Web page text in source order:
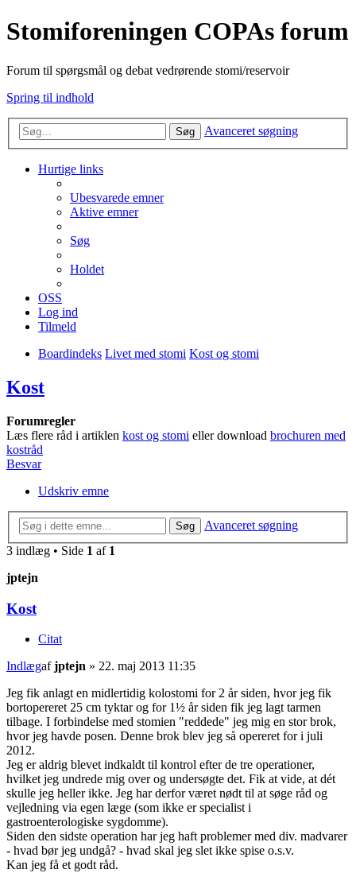
Stomiforeningen COPAs forum
Forum til spørgsmål og debat vedrørende stomi/reservoir
Spring til indhold
Søg Avanceret søgning
Hurtige links
Ubesvarede emner
Aktive emner
Søg
Holdet
OSS
Log ind
Tilmeld
Boardindeks Livet med stomi Kost og stomi
Kost
Forumregler
Læs flere råd i artiklen kost og stomi eller download brochuren med
kostråd
Besvar
Udskriv emne
Søg
Avanceret søgning
3 indlæg • Side 1 af 1
jptejn
Kost
Citat
Indlægafjptejn » 22. maj 2013 11:35
Jeg fik anlagt en midlertidig kolostomi for 2 år siden, hvor jeg fik
bortopereret 25 cm tyktar og for 1½ år siden fik jeg lagt tarmen
tilbage. I forbindelse med stomien "reddede" jeg mig en stor brok,
hvor jeg havde posen. Denne brok blev jeg så opereret for i juli
2012.
Jeg er aldrig blevet indkaldt til kontrol efter de tre operationer,
hvilket jeg undrede mig over og undersøgte det. Fik at vide, at dét
skulle jeg heller ikke. Jeg har derfor været nødt til at søge råd og
vejledning via egen læge (som ikke er specialist i
gastroenterologiske sygdomme).
Siden den sidste operation har jeg haft problemer med div. madvarer
- hvad bør jeg undgå? - hvad skal jeg slet ikke spise o.s.v.
Kan jeg få et godt råd.